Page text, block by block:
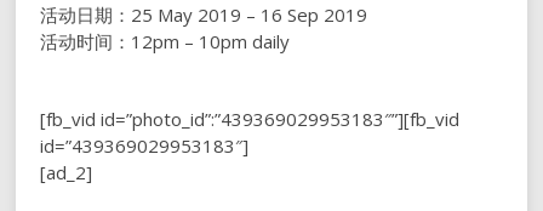
活动日期：25 May 2019 – 16 Sep 2019
活动时间：12pm – 10pm daily
[fb_vid id=”photo_id”:”439369029953183″”][fb_vid
id=”439369029953183″]
[ad_2]